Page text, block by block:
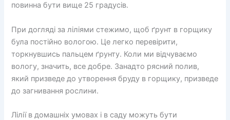
повинна бути вище 25 градусів.
При догляді за ліліями стежимо, щоб ґрунт в горщику
була постійно вологою. Це легко перевірити,
торкнувшись пальцем ґрунту. Коли ми відчуваємо
вологу, значить, все добре. Занадто рясний полив,
який призведе до утворення бруду в горщику, призведе
до загнивання рослини.
Лілії в домашніх умовах і в саду можуть бути